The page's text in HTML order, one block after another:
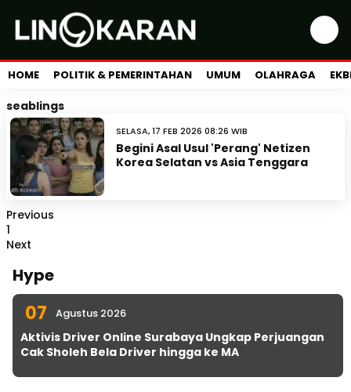
HOME POLITIK & PEMERINTAHAN UMUM OLAHRAGA
seablings
SELASA, 17 FEB 2026 08:26 WIB
Begini Asal Usul 'Perang' Netizen
Korea Selatan vs Asia Tenggara
Previous
1
Next
Hype
07 Agustus 2026
Aktivis Driver Online Surabaya Ungkap Perjuangan
Cak Sholeh Bela Driver hingga ke MA